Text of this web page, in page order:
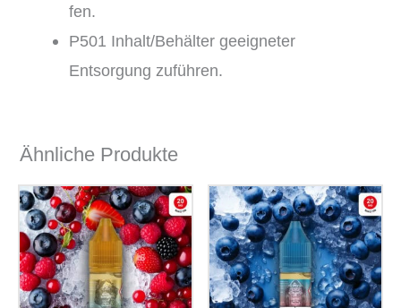
fen.
P501 Inhalt/Behälter geeigneter
Entsorgung zuführen.
Ähnliche Produkte